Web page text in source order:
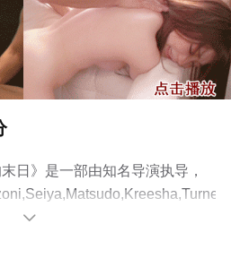
日》是一部由知名导演执导，
本电影，手机免费观看高清无删
网等平台了解。
